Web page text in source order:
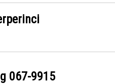
067-9915